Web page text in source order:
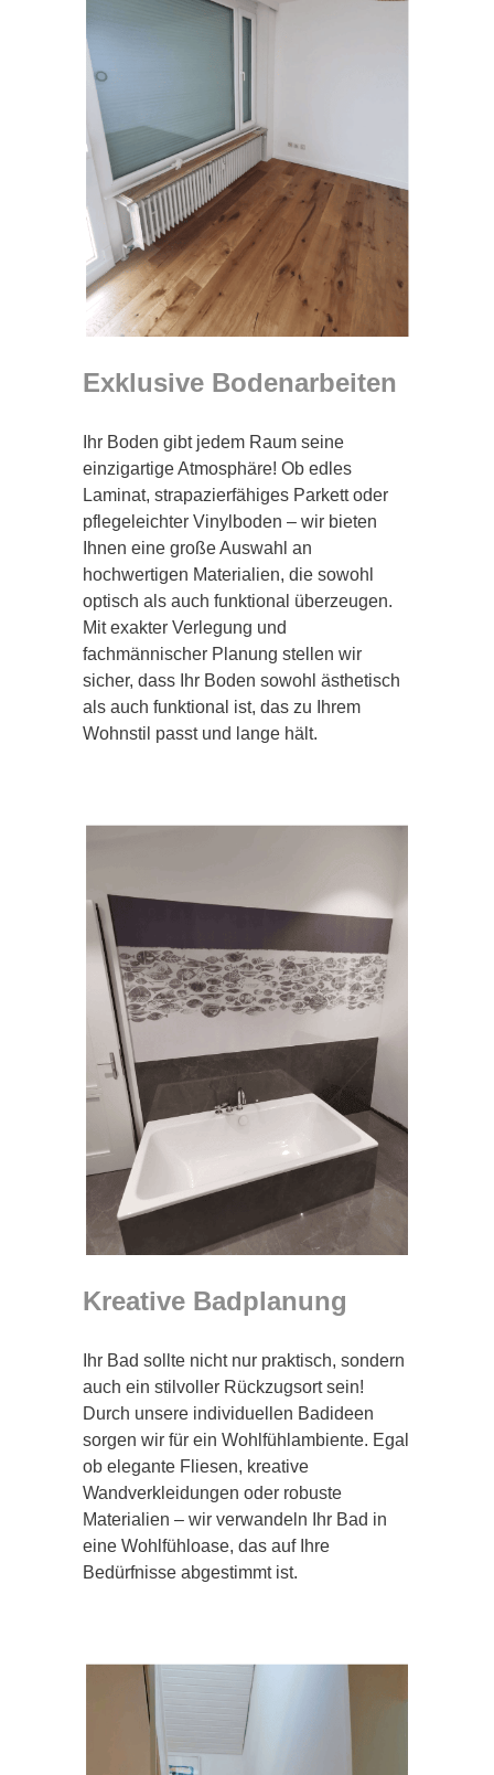
Exklusive Bodenarbeiten
Ihr Boden gibt jedem Raum seine
einzigartige Atmosphäre! Ob edles
Laminat, strapazierfähiges Parkett oder
pflegeleichter Vinylboden – wir bieten
Ihnen eine große Auswahl an
hochwertigen Materialien, die sowohl
optisch als auch funktional überzeugen.
Mit exakter Verlegung und
fachmännischer Planung stellen wir
sicher, dass Ihr Boden sowohl ästhetisch
als auch funktional ist, das zu Ihrem
Wohnstil passt und lange hält.
Kreative Badplanung
Ihr Bad sollte nicht nur praktisch, sondern
auch ein stilvoller Rückzugsort sein!
Durch unsere individuellen Badideen
sorgen wir für ein Wohlfühlambiente. Egal
ob elegante Fliesen, kreative
Wandverkleidungen oder robuste
Materialien – wir verwandeln Ihr Bad in
eine Wohlfühloase, das auf Ihre
Bedürfnisse abgestimmt ist.